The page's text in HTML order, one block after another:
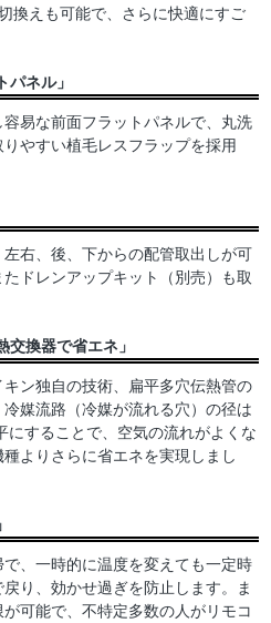
換えも可能で、さらに快適にすご
パネル」
易な前面フラットパネルで、丸洗
やすい植毛レスフラップを採用
右、後、下からの配管取出しが可
ドレンアップキット（別売）も取
交換器で省エネ」
ン独自の技術、扁平多穴伝熱管の
媒流路（冷媒が流れる穴）の径は
にすることで、空気の流れがよくな
よりさらに省エネを実現しまし
、一時的に温度を変えても一定時
り、効かせ過ぎを防止します。ま
可能で、不特定多数の人がリモコ